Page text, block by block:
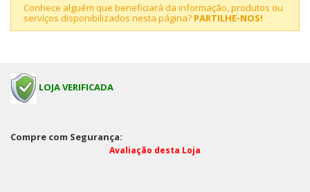
Conhece alguém que beneficiará da informação, produtos ou
serviços disponibilizados nesta página? PARTILHE-NOS!
LOJA VERIFICADA
Compre com Segurança:
Avaliação desta Loja